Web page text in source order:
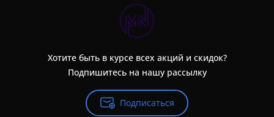
Хотите быть в курсе всех акций и скидок?
Подпишитесь на нашу рассылку
Подписаться